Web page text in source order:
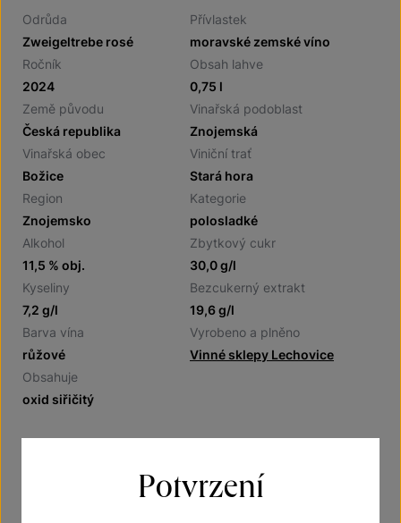
Odrůda
Zweigeltrebe rosé
Přívlastek
moravské zemské víno
Ročník
2024
Obsah lahve
0,75 l
Země původu
Česká republika
Vinařská podoblast
Znojemská
Vinařská obec
Božice
Viniční trať
Stará hora
Region
Znojemsko
Kategorie
polosladké
Alkohol
11,5 % obj.
Zbytkový cukr
30,0 g/l
Kyseliny
7,2 g/l
Bezcukerný extrakt
19,6 g/l
Barva vína
růžové
Vyrobeno a plněno
Vinné sklepy Lechovice
Obsahuje
oxid siřičitý
Potvrzení